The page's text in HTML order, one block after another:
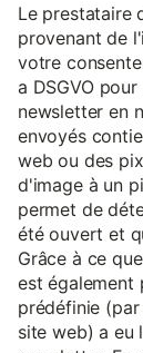
Le prestataire
provenant de
votre
a DSGVO
newsletter en
envoyés
web ou des
d'image à un
permet de
été ouvert et
Grâce à ce
est également
prédéfinie
site web) a eu